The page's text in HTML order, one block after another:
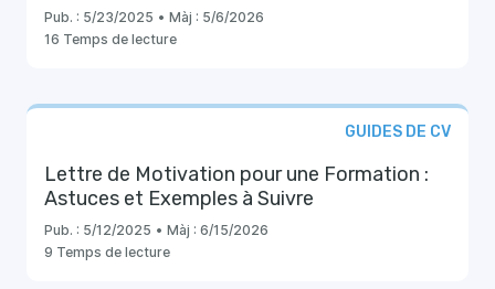
Pub. : 5/23/2025 • Màj : 5/6/2026
16 Temps de lecture
GUIDES DE CV
Lettre de Motivation pour une Formation :
Astuces et Exemples à Suivre
Pub. : 5/12/2025 • Màj : 6/15/2026
9 Temps de lecture